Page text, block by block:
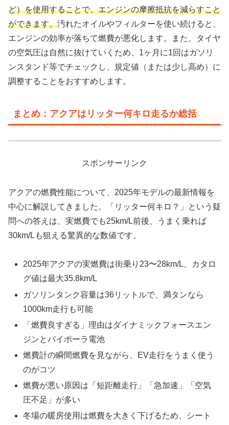
ど）を使用することで、エンジンの摩擦抵抗を減らすこと
ができます。汚れたオイルやフィルターを使い続けると、
エンジンの効率が落ちて燃費が悪化します。また、タイヤ
の空気圧は自然に抜けていくため、1ヶ月に1回はガソリ
ンスタンド等でチェックし、規定値（または少し高め）に
調整することをおすすめします。
まとめ：アクアはリッター何キロ走るか総括
スポンサーリンク
アクアの燃費性能について、2025年モデルの最新情報を
中心に解説してきました。「リッター何キロ？」という疑
問への答えは、実燃費でも25km/L前後、うまく乗れば
30km/Lも狙える驚異的な数値です。
2025年アクアの実燃費は街乗り23〜28km/L、カタロ
グ値は最大35.8km/L
ガソリンタンク容量は36リットルで、満タンなら
1000km走行も可能
「燃費良すぎる」理由はダイナミックフォースエン
ジンとバイポーラ電池
燃費計の瞬間燃費を見ながら、EV走行をうまく使う
のがコツ
燃費が悪い原因は「短距離走行」「急加速」「空気
圧不足」が多い
冬場の暖房使用は燃費を大きく下げるため、シート